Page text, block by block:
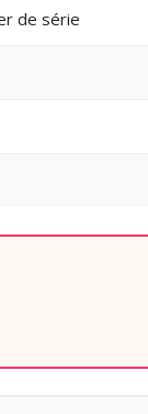
de série